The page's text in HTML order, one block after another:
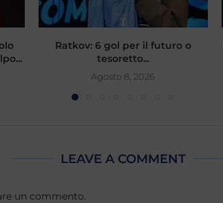
Ratkov: 6 gol per il futuro o
tesoretto...
Agosto 8, 2026
LEAVE A COMMENT
un commento.